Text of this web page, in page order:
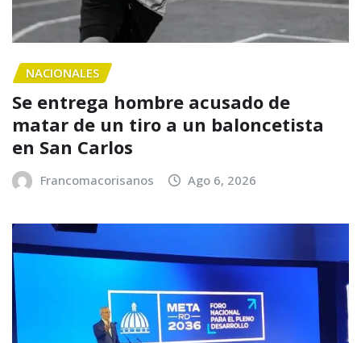
NACIONALES
Se entrega hombre acusado de
matar de un tiro a un baloncetista
en San Carlos
Francomacorisanos Ago 6, 2026